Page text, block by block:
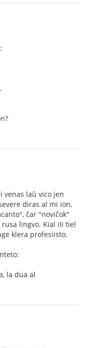
venas laŭ vico jen
diras al mi ion,
ĉar "noviĉok"
lingvo. Kial ili tiel
klera profesiisto.
la dua al